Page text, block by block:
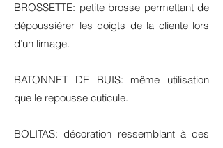
BROSSETTE: petite brosse permettant de
dépoussiérer les doigts de la cliente lors
d’un limage.
BATONNET DE BUIS: même utilisation
que le repousse cuticule.
BOLITAS: décoration ressemblant à des